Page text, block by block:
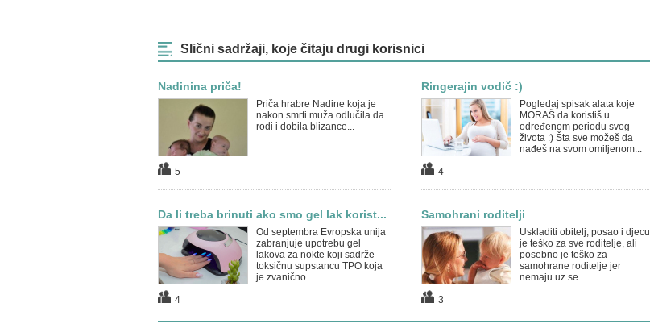
Slični sadržaji, koje čitaju drugi korisnici
Nadinina priča!
Priča hrabre Nadine koja je
nakon smrti muža odlučila da
rodi i dobila blizance...
5
Ringerajin vodič :)
Pogledaj spisak alata koje
MORAŠ da koristiš u
određenom periodu svog
života :) Šta sve možeš da
nađeš na svom omiljenom...
4
Da li treba brinuti ako smo gel lak korist...
Od septembra Evropska unija
zabranjuje upotrebu gel
lakova za nokte koji sadrže
toksičnu supstancu TPO koja
je zvanično ...
4
Samohrani roditelji
Uskladiti obitelj, posao i djecu
je teško za sve roditelje, ali
posebno je teško za
samohrane roditelje jer
nemaju uz se...
3